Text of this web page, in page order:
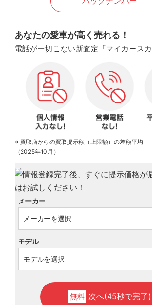
あなたの愛車が高く売れる！
電話が一切こない新査定「マイカースカ
※ 買取店からの買取提示額（上限額）の差額平均
（2025年10月）
メーカー
モデル
無料 次へ(45秒で完了)